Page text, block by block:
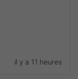
il y a 11 heures